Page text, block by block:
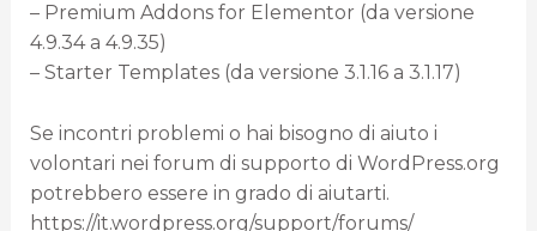
– Premium Addons for Elementor (da versione
4.9.34 a 4.9.35)
– Starter Templates (da versione 3.1.16 a 3.1.17)
Se incontri problemi o hai bisogno di aiuto i
volontari nei forum di supporto di WordPress.org
potrebbero essere in grado di aiutarti.
https://it.wordpress.org/support/forums/